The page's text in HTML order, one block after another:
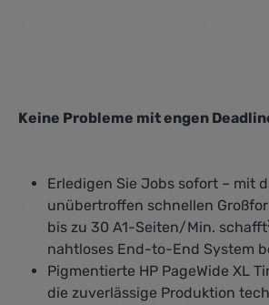
Keine Probleme mit engen
Erledigen Sie Jobs sofort – mit
unübertroffen schnellen
bis zu 30 A1-Seiten/Min. schafft
nahtloses End-to-End System
Pigmentierte HP PageWide XL
die zuverlässige Produktion